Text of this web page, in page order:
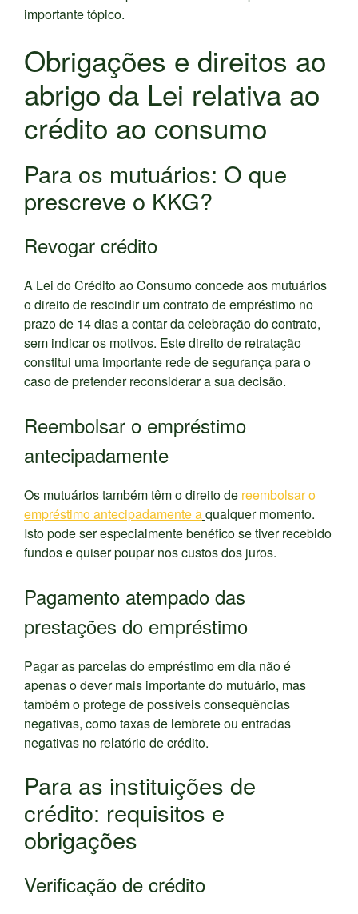
importante tópico.
Obrigações e direitos ao
abrigo da Lei relativa ao
crédito ao consumo
Para os mutuários: O que
prescreve o KKG?
Revogar crédito
A Lei do Crédito ao Consumo concede aos mutuários
o direito de rescindir um contrato de empréstimo no
prazo de 14 dias a contar da celebração do contrato,
sem indicar os motivos. Este direito de retratação
constitui uma importante rede de segurança para o
caso de pretender reconsiderar a sua decisão.
Reembolsar o empréstimo
antecipadamente
Os mutuários também têm o direito de reembolsar o
empréstimo antecipadamente aqualquer momento.
Isto pode ser especialmente benéfico se tiver recebido
fundos e quiser poupar nos custos dos juros.
Pagamento atempado das
prestações do empréstimo
Pagar as parcelas do empréstimo em dia não é
apenas o dever mais importante do mutuário, mas
também o protege de possíveis consequências
negativas, como taxas de lembrete ou entradas
negativas no relatório de crédito.
Para as instituições de
crédito: requisitos e
obrigações
Verificação de crédito